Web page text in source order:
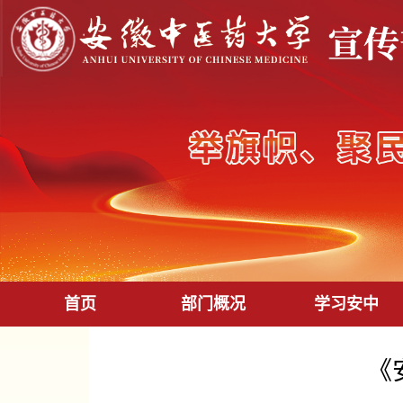
首页 部门概况 学习安中